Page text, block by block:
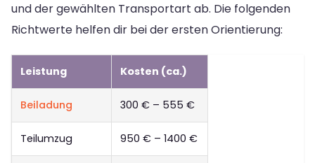
und der gewählten Transportart ab. Die folgenden
Richtwerte helfen dir bei der ersten Orientierung:
Leistung Kosten (ca.)
Beiladung 300 € – 555 €
Teilumzug 950 € – 1400 €